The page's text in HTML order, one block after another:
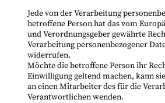
Jede von der Verarbeitung
betroffene Person hat das vom
und Verordnungsgeber gewährte
Verarbeitung personenbezogener
widerrufen.
Möchte die betroffene Person ihr
Einwilligung geltend machen, kann
an einen Mitarbeiter des für die
Verantwortlichen wenden.